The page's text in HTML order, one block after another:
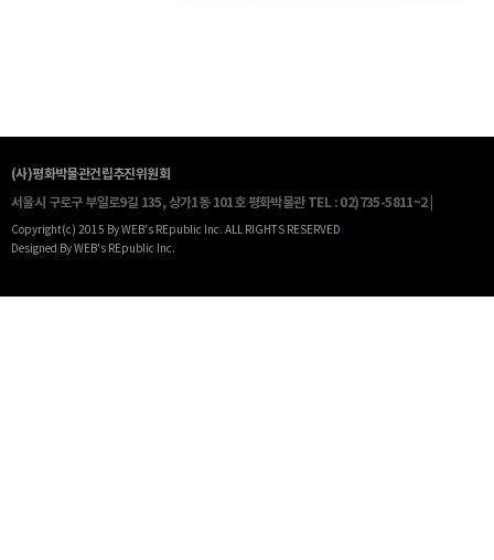
(사)평화박물관건립추진위원회
서울시 구로구 부일로9길 135, 상가1동 101호 평화박물관 TEL : 02)735-5811~2 |
Copyright(c) 2015 By WEB's REpublic Inc. ALL RIGHTS RESERVED.
Designed By WEB's REpublic Inc.